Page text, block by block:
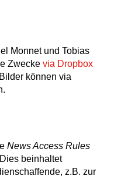
Monnet und Tobias
Zwecke via Dropbox
können via
News Access Rules
beinhaltet
z.B. zur